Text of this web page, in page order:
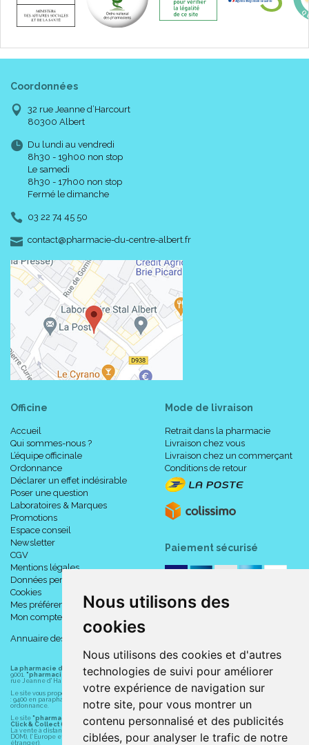
Nous utilisons des
cookies
Nous utilisons des cookies et d'autres
technologies de suivi pour améliorer
votre expérience de navigation sur
notre site, pour vous montrer un
contenu personnalisé et des publicités
ciblées, pour analyser le trafic de notre
Coordonnées
32 rue Jeanne d’Harcourt
80300 Albert
Du lundi au vendredi
8h30 - 19h00 non stop
Le samedi
8h30 - 17h00 non stop
Fermé le dimanche
03 22 74 45 50
contact-
@-
pharmacie-du-centre-albert.fr
Officine
Accueil
Qui sommes-nous ?
L’équipe officinale
Ordonnance
Déclarer un effet indésirable
Poser une question
Laboratoires & Marques
Promotions
Espace conseil
Newsletter
CGV
Mentions légales
Données personnelles
Cookies
Mes préférences Cookies
Mon compte
Annuaire des pharmacies
Mode de livraison
Retrait dans la pharmacie
Livraison chez vous
Livraison chez un commerçant
Conditions de retour
Paiement sécurisé
La pharmacie du centre à Albert (80300) est une pharmacie française certifiée ISO
9001. "pharmacie-du-centre-albert.fr "est le site internet de la pharmacie du centre
rue Jeanne d' Harcourt, 80300 Albert.
Le site vous propose un large choix de plus de 11000 références, au prix les plus bas possible
: 9400 en parapharmacie, animaux, orthopédie, matériel médical. 1700 en médicaments sans
ordonnance.
Le site "pharmacie-du-centre-albert.fr" vous propose les service suivants :
Click & Collect (retrait gratuit dans la pharmacie).
La vente à distance chez vous et/ou chez un commerçant sur la France (Andorre, Monaco et
DOM), l' Europe et le monde entier (livraison assuré par Colissimo et ses partenaires à l'
étranger).